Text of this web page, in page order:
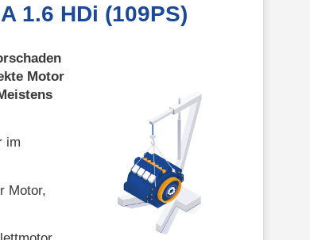
1.6 HDi (109PS)
Motor
im
Motor,